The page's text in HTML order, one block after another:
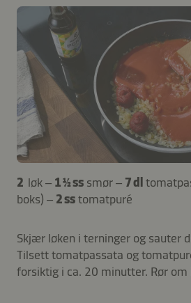
2 løk – 1 ½ ss smør – 7 dl
boks) – 2 sstomatpuré
Skjær løken i terninger og sauter
Tilsett tomatpassata og
forsiktig i ca. 20 minutter. Rør om